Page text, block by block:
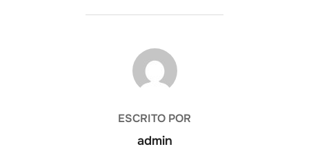
AUTOR DE LA ENTRADA
ESCRITO POR
admin